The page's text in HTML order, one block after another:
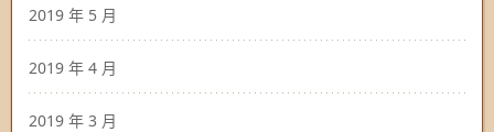
2019 年 5 月
2019 年 4 月
2019 年 3 月